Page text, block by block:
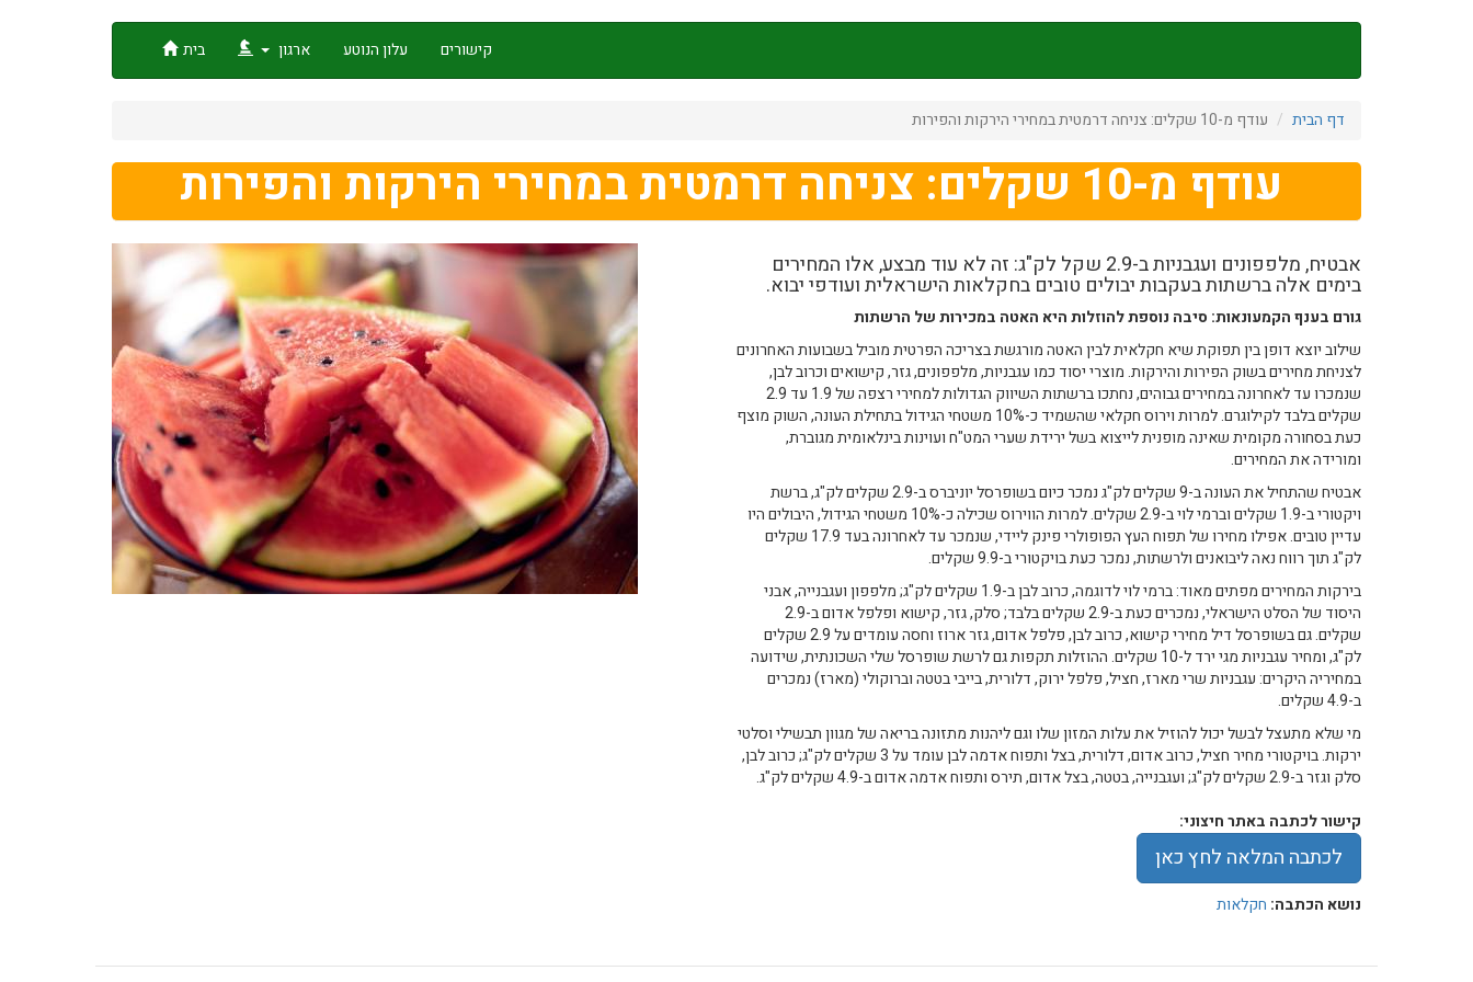
בית ארגון עלון הנוטע קישורים
דף הבית עודף מ-10 שקלים: צניחה דרמטית במחירי הירקות והפירות
עודף מ-10 שקלים: צניחה דרמטית במחירי הירקות והפירות
אבטיח, מלפפונים ועגבניות ב-2.9 שקל לק"ג: זה לא עוד מבצע, אלו המחירים
בימים אלה ברשתות בעקבות יבולים טובים בחקלאות הישראלית ועודפי יבוא.
גורם בענף הקמעונאות: סיבה נוספת להוזלות היא האטה במכירות של הרשתות
שילוב יוצא דופן בין תפוקת שיא חקלאית לבין האטה מורגשת בצריכה הפרטית מוביל בשבועות האחרונים
לצניחת מחירים בשוק הפירות והירקות. מוצרי יסוד כמו עגבניות, מלפפונים, גזר, קישואים וכרוב לבן,
שנמכרו עד לאחרונה במחירים גבוהים, נחתכו ברשתות השיווק הגדולות למחירי רצפה של 1.9 עד 2.9
שקלים בלבד לקילוגרם. למרות וירוס חקלאי שהשמיד כ-10% משטחי הגידול בתחילת העונה, השוק מוצף
כעת בסחורה מקומית שאינה מופנית לייצוא בשל ירידת שערי המט"ח ועוינות בינלאומית מגוברת,
ומורידה את המחירים.
אבטיח שהתחיל את העונה ב-9 שקלים לק"ג נמכר כיום בשופרסל יוניברס ב-2.9 שקלים לק"ג, ברשת
ויקטורי ב-1.9 שקלים וברמי לוי ב-2.9 שקלים. למרות הווירוס שכילה כ-10% משטחי הגידול, היבולים היו
עדיין טובים. אפילו מחירו של תפוח העץ הפופולרי פינק ליידי, שנמכר עד לאחרונה בעד 17.9 שקלים
לק"ג תוך רווח נאה ליבואנים ולרשתות, נמכר כעת בויקטורי ב-9.9 שקלים.
בירקות המחירים מפתים מאוד: ברמי לוי לדוגמה, כרוב לבן ב-1.9 שקלים לק"ג; מלפפון ועגבנייה, אבני
היסוד של הסלט הישראלי, נמכרים כעת ב-2.9 שקלים בלבד; סלק, גזר, קישוא ופלפל אדום ב-2.9
שקלים. גם בשופרסל דיל מחירי קישוא, כרוב לבן, פלפל אדום, גזר ארוז וחסה עומדים על 2.9 שקלים
לק"ג, ומחיר עגבניות מגי ירד ל-10 שקלים. ההוזלות תקפות גם לרשת שופרסל שלי השכונתית, שידועה
במחיריה היקרים: עגבניות שרי מארז, חציל, פלפל ירוק, דלורית, בייבי בטטה וברוקולי (מארז) נמכרים
ב-4.9 שקלים.
מי שלא מתעצל לבשל יכול להוזיל את עלות המזון שלו וגם ליהנות מתזונה בריאה של מגוון תבשילי וסלטי
ירקות. בויקטורי מחיר חציל, כרוב אדום, דלורית, בצל ותפוח אדמה לבן עומד על 3 שקלים לק"ג; כרוב לבן,
סלק וגזר ב-2.9 שקלים לק"ג; ועגבנייה, בטטה, בצל אדום, תירס ותפוח אדמה אדום ב-4.9 שקלים לק"ג.
קישור לכתבה באתר חיצוני:
לכתבה המלאה לחץ כאן
נושא הכתבה: חקלאות